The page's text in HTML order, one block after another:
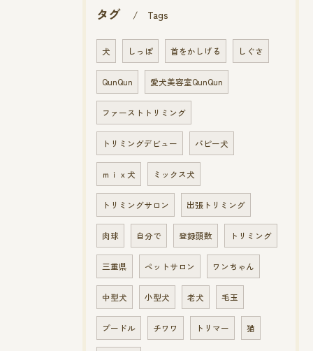
タグ Tags
犬 しっぽ 首をかしげる しぐさ
QunQun 愛犬美容室QunQun
ファーストトリミング
トリミングデビュー パピー犬
ｍｉｘ犬 ミックス犬
トリミングサロン 出張トリミング
肉球 自分で 登録頭数 トリミング
三重県 ペットサロン ワンちゃん
中型犬 小型犬 老犬 毛玉
プードル チワワ トリマー 猫